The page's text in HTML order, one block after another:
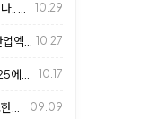
10.29
10.27
10.17
2025 인터참, 새로운 뷰티 혁신을 예고한다.. (주)에코바이오의학연구소 참가 09.09